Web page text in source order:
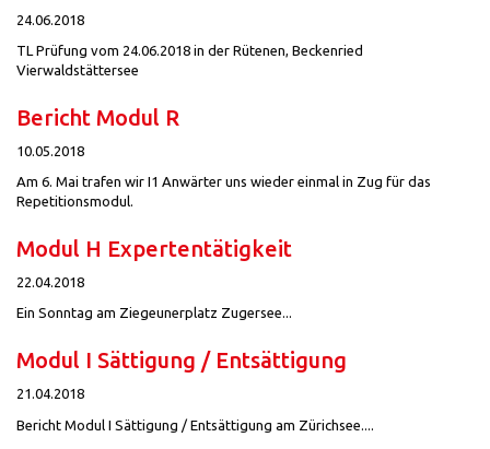
24.06.2018
TL Prüfung vom 24.06.2018 in der Rütenen, Beckenried
Vierwaldstättersee
Bericht Modul R
10.05.2018
Am 6. Mai trafen wir I1 Anwärter uns wieder einmal in Zug für das
Repetitionsmodul.
Modul H Expertentätigkeit
22.04.2018
Ein Sonntag am Ziegeunerplatz Zugersee...
Modul I Sättigung / Entsättigung
21.04.2018
Bericht Modul I Sättigung / Entsättigung am Zürichsee....